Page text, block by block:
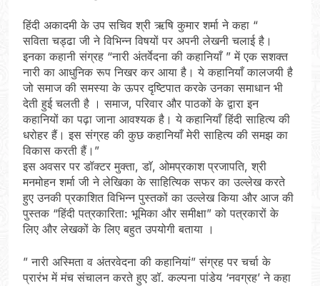
हिंदी अकादमी के उप सचिव श्री ऋषि कुमार शर्मा ने कहा “
सविता चड्ढा जी ने विभिन्न विषयों पर अपनी लेखनी चलाई है।
इनका कहानी संग्रह “नारी अंतर्वेदना की कहानियाँ ” में एक सशक्त
नारी का आधुनिक रूप निखर कर आया है। ये कहानियाँ कालजयी है
जो समाज की समस्या के ऊपर दृष्टिपात करके उनका समाधान भी
देती हुई चलती है । समाज, परिवार और पाठकों के द्वारा इन
कहानियों का पढ़ा जाना आवश्यक है। ये कहानियाँ हिंदी साहित्य की
धरोहर हैं। इस संग्रह की कुछ कहानियाँ मेरी साहित्य की समझ का
विकास करती हैं।”
इस अवसर पर डॉक्टर मुक्ता, डाॅ, ओमप्रकाश प्रजापति, श्री
मनमोहन शर्मा जी ने लेखिका के साहित्यिक सफर का उल्लेख करते
हुए उनकी प्रकाशित विभिन्न पुस्तकों का उल्लेख किया और आज की
पुस्तक “हिंदी पत्रकारिता: भूमिका और समीक्षा” को पत्रकारों के
लिए और लेखकों के लिए बहुत उपयोगी बताया ।
” नारी अस्मिता व अंतरवेदना की कहानियां” संग्रह पर चर्चा के
प्रारंभ में मंच संचालन करते हुए डॉ. कल्पना पांडेय ‘नवग्रह’ ने कहा